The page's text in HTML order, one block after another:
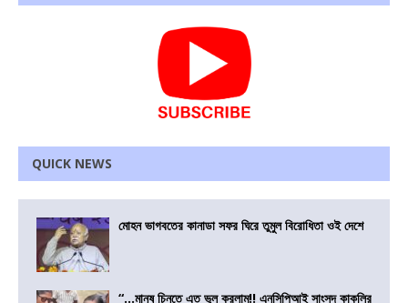
QUICK NEWS
মোহন ভাগবতের কানাডা সফর ঘিরে তুমুল বিরোধিতা ওই দেশে
“…মানুষ চিনতে এত ভুল করলাম!! এনসিপিআই সাংসদ কাকলির